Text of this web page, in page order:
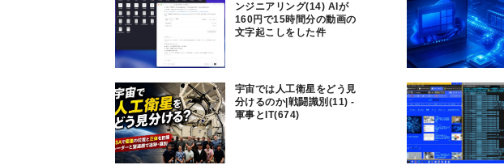
ンジニアリング(14) AIが
160円で15時間分の動画の
文字起こしをした件
宇宙では人工衛星をどう見
分けるのか|戦闘識別(11) -
軍事とIT(674)